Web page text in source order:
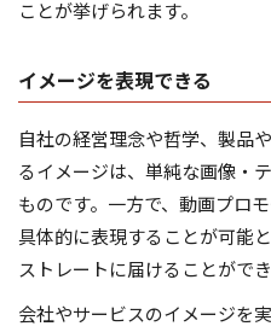
ことが挙げられます。
イメージを表現できる
自社の経営理念や哲学、製品
るイメージは、単純な画像・
ものです。一方で、動画プロ
具体的に表現することが可能
ストレートに届けることができ
会社やサービスのイメージを